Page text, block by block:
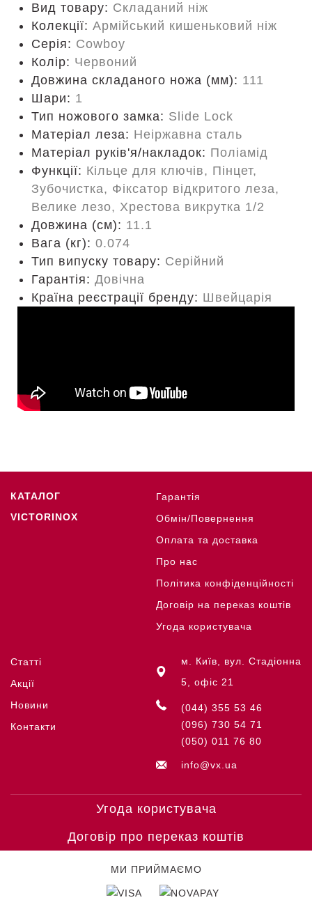
Вид товару: Складаний ніж
Колекції: Армійський кишеньковий ніж
Серія: Cowboy
Колір: Червоний
Довжина складаного ножа (мм): 111
Шари: 1
Тип ножового замка: Slide Lock
Матеріал леза: Неіржавна сталь
Матеріал руків'я/накладок: Поліамід
Функції: Кільце для ключів, Пінцет,
Зубочистка, Фіксатор відкритого леза,
Велике лезо, Хрестова викрутка 1/2
Довжина (cм): 11.1
Вага (кг): 0.074
Тип випуску товару: Серійний
Гарантія: Довічна
Країна реєстрації бренду: Швейцарія
КАТАЛОГ
VICTORINOX
Гарантія
Обмін/Повернення
Оплата та доставка
Про нас
Політика конфіденційності
Договір на переказ коштів
Угода користувача
Статті
Акції
Новини
Контакти
м. Київ, вул. Стадіонна
5, офіс 21
(044) 355 53 46
(096) 730 54 71
(050) 011 76 80
info@vx.ua
Угода користувача
Договір про переказ коштів
МИ ПРИЙМАЄМО